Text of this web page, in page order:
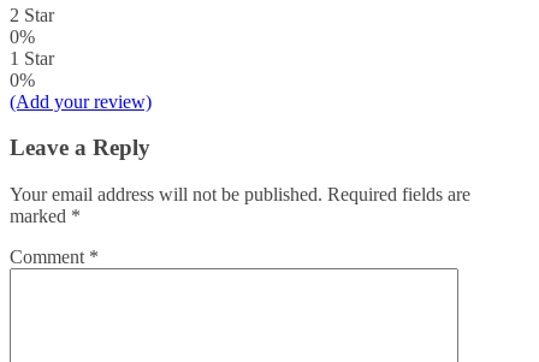
2 Star
0%
1 Star
0%
(Add your review)
Leave a Reply
Your email address will not be published. Required fields are
marked *
Comment *